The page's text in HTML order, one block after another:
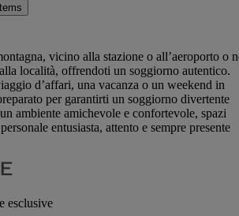
vicino alla stazione o all’aeroporto o
località, offrendoti un soggiorno autentico.
d’affari, una vacanza o un weekend in
per garantirti un soggiorno divertente
ambiente amichevole e confortevole, spazi
entusiasta, attento e sempre presente
esclusive